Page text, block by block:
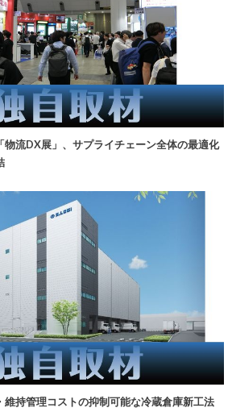
物流DX展」、サプライチェーン全体の最適化
維持管理コストの抑制可能な冷蔵倉庫新工法